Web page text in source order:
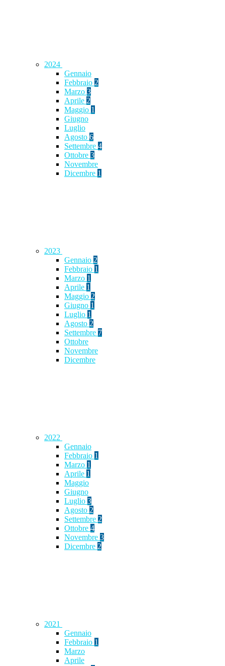
2024
Gennaio
Febbraio 2
Marzo 3
Aprile 2
Maggio 1
Giugno
Luglio
Agosto 6
Settembre 4
Ottobre 3
Novembre
Dicembre 1
2023
Gennaio 2
Febbraio 1
Marzo 1
Aprile 1
Maggio 2
Giugno 1
Luglio 1
Agosto 2
Settembre 7
Ottobre
Novembre
Dicembre
2022
Gennaio
Febbraio 1
Marzo 1
Aprile 1
Maggio
Giugno
Luglio 3
Agosto 2
Settembre 2
Ottobre 4
Novembre 3
Dicembre 2
2021
Gennaio
Febbraio 1
Marzo
Aprile